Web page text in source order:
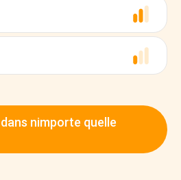
nimporte quelle